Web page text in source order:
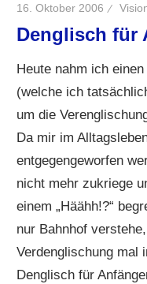
16. Oktober 2006
Denglisch für
Heute nahm ich
(welche ich
um die
Da mir im
entgegengeworfen
nicht mehr zukriege
einem „Häähh!?“
nur Bahnhof
Verdenglischung mal
Denglisch für